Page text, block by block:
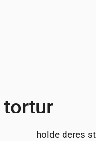
tortur
holde deres